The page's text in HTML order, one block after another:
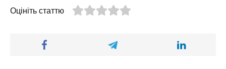
Оцініть статтю